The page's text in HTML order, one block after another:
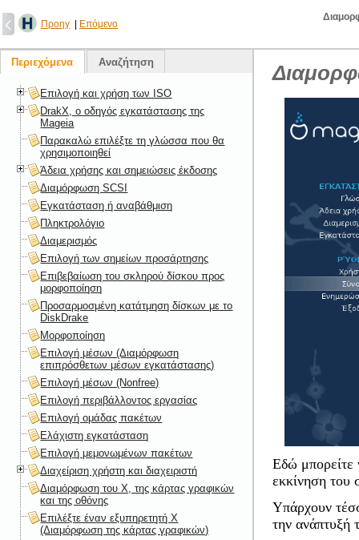
Προηγ Επόμενο
Εδώ μπορείτε
εκκίνηση του
Υπάρχουν
την ανάπτυξή
Περιεχόμενα Αναζήτηση
Επιλογή και χρήση των ISO
DrakX, ο οδηγός εγκατάστασης της
Mageia
Παρακαλώ επιλέξτε τη γλώσσα που θα
χρησιμοποιηθεί
Άδεια χρήσης και σημειώσεις έκδοσης
Διαμόρφωση SCSI
Εγκατάσταση ή αναβάθμιση
Πληκτρολόγιο
Διαμερισμός
Επιλογή των σημείων προσάρτησης
Επιβεβαίωση του σκληρού δίσκου προς
μορφοποίηση
Προσαρμοσμένη κατάτμηση δίσκων με το
DiskDrake
Μορφοποίηση
Επιλογή μέσων (Διαμόρφωση
επιπρόσθετων μέσων εγκατάστασης)
Επιλογή μέσων (Nonfree)
Επιλογή περιβάλλοντος εργασίας
Επιλογή ομάδας πακέτων
Ελάχιστη εγκατάσταση
Επιλογή μεμονωμένων πακέτων
Διαχείριση χρήστη και διαχειριστή
Διαμόρφωση του X, της κάρτας γραφικών
και της οθόνης
Επιλέξτε έναν εξυπηρετητή X
(Διαμόρφωση της κάρτας γραφικών)